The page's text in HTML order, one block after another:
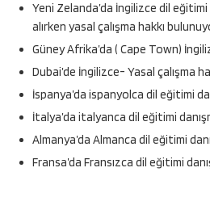
Yeni Zelanda’da İngilizce dil eğitimi
alırken yasal çalışma hakkı
Güney Afrika’da ( Cape Town)
Dubai’de İngilizce- Yasal çalışma
İspanya’da ispanyolca dil eğitimi
İtalya’da italyanca dil eğitimi
Almanya’da Almanca dil eğitimi
Fransa’da Fransızca dil eğitimi